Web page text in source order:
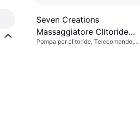
Seven Creations
Massaggiatore Clitoride
Bianco
Pompa per clitoride, Telecomando,